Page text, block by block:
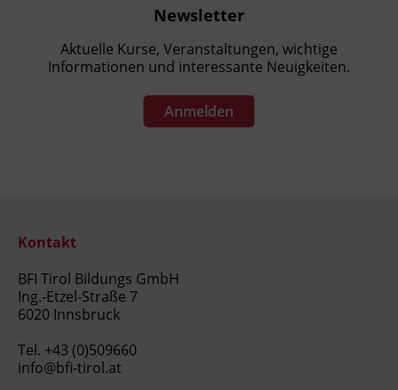
Tag vor der Veranstaltung zugesendet.
Die Fortbildung wird vom
Kooperationspartner Sigmund Freud
Ausstellung einer Kursbesuchsbestätigung
durch die Sigmund Freud Universität (SFU)
Punkte.
Newsletter
Aktuelle Kurse, Veranstaltungen, wichtige
Informationen und interessante Neuigkeiten.
Anmelden
Kontakt
BFI Tirol Bildungs GmbH
Ing.-Etzel-Straße 7
6020 Innsbruck
Tel. +43 (0)509660
info@bfi-tirol.at